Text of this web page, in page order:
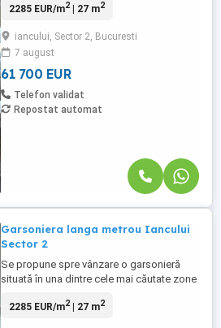
Hasdeu”. 30 mp, etaj 9/10, bloc reabilitat
compartimentată. Zonă foarte bună, cu
acces rapid la transport, magazine, școli
și alte facilități. Se acceptă credit. ...
2285 EUR/m2| 27 m2
iancului, Sector 2, Bucuresti
7 august
61 700 EUR
Telefon validat
Repostat automat
Garsoniera langa metrou Iancului
Sector 2
Se propune spre vânzare o garsonieră
situată în una dintre cele mai căutate zone
de mers pe jos de stația de metrou și în
2285 EUR/m2| 27 m2